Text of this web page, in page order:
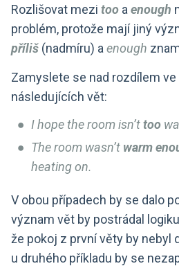
Rozlišovat mezi too a enough
problém, protože mají jiný
příliš (nadmíru) a enough
Zamyslete se nad rozdílem
následujících vět:
I hope the room isn’ttoo
The room wasn’t warm
heating on.
V obou případech by se dalo
význam vět by postrádal
že pokoj z první věty by nebyl
u druhého příkladu by se